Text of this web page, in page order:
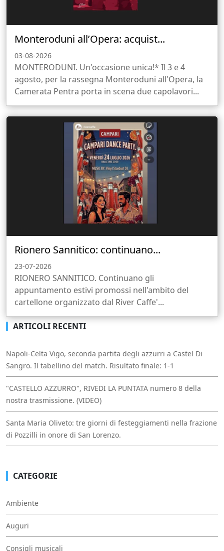
Monteroduni all’Opera: acquist...
03-08-2026
MONTERODUNI. Un'occasione unica!* Il 3 e 4
agosto, per la rassegna Monteroduni all'Opera, la
Camerata Pentra porta in scena due capolavori...
Rionero Sannitico: continuano...
23-07-2026
RIONERO SANNITICO. Continuano gli
appuntamento estivi promossi nell'ambito del
cartellone organizzato dal River Caffe'...
ARTICOLI RECENTI
Napoli-Celta Vigo, seconda partita degli azzurri a Castel Di
Sangro. Il tabellino del match. Risultato finale: 1-1
"CASTELLO AZZURRO", RIVEDI LA PUNTATA numero 8 della
nostra trasmissione. (VIDEO)
Santa Maria Oliveto: tre giorni di festeggiamenti nella frazione
di Pozzilli in onore di San Lorenzo.
CATEGORIE
Ambiente
Auguri
Consigli musicali